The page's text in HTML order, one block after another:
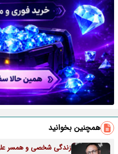
همچنین بخوانید
زندگی شخصی و همسر